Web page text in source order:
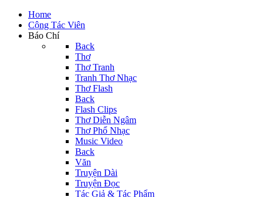
Home
Cộng Tác Viên
Báo Chí
Back
Thơ
Thơ Tranh
Tranh Thơ Nhạc
Thơ Flash
Back
Flash Clips
Thơ Diễn Ngâm
Thơ Phổ Nhạc
Music Video
Back
Văn
Truyện Dài
Truyện Đọc
Tác Giả & Tác Phẩm